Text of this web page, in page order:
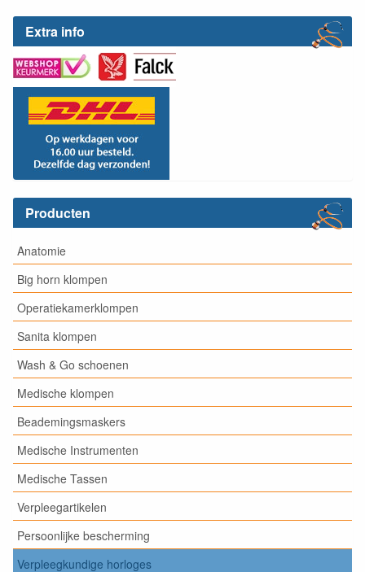
Extra info
Producten
Anatomie
Big horn klompen
Operatiekamerklompen
Sanita klompen
Wash & Go schoenen
Medische klompen
Beademingsmaskers
Medische Instrumenten
Medische Tassen
Verpleegartikelen
Persoonlijke bescherming
Verpleegkundige horloges